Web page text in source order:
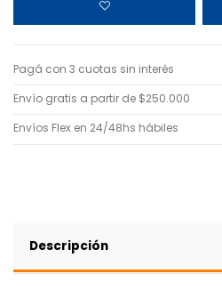
Pagá con 3 cuotas sin interés
Envío gratis a partir de $250.000
Envíos Flex en 24/48hs hábiles
Descripción